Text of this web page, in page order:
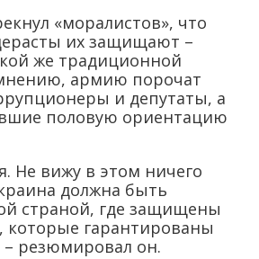
«моралистов», что
их защищают –
же традиционной
армию порочат
и депутаты, а
половую ориентацию
Не вижу в этом ничего
должна быть
страной, где защищены
которые гарантированы
– резюмировал он.